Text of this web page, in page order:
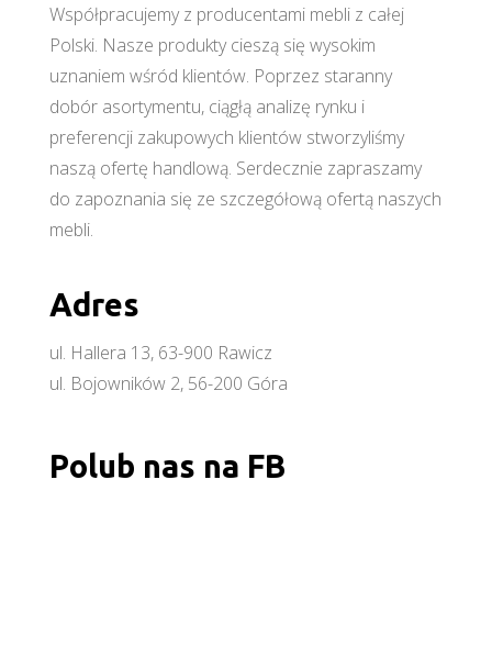
Współpracujemy z producentami mebli z całej
Polski. Nasze produkty cieszą się wysokim
uznaniem wśród klientów. Poprzez staranny
dobór asortymentu, ciągłą analizę rynku i
preferencji zakupowych klientów stworzyliśmy
naszą ofertę handlową. Serdecznie zapraszamy
do zapoznania się ze szczegółową ofertą naszych
mebli.
Adres
ul. Hallera 13, 63-900 Rawicz
ul. Bojowników 2, 56-200 Góra
Polub nas na FB